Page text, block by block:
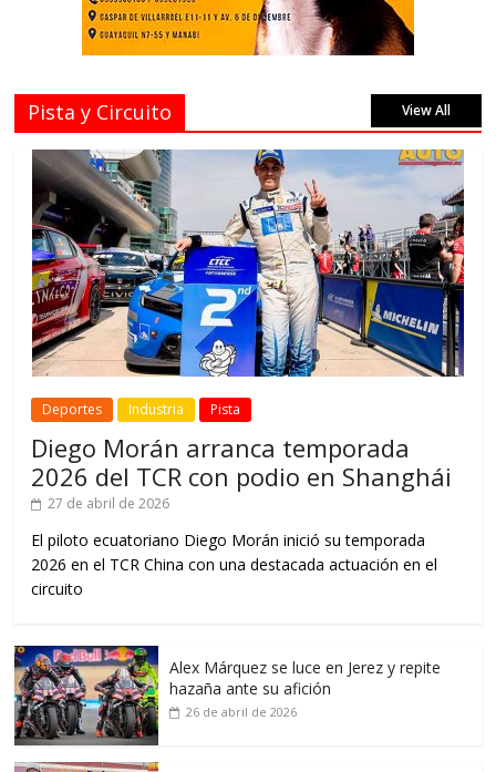
Pista y Circuito View All
Deportes Industria Pista
Diego Morán arranca temporada
2026 del TCR con podio en Shanghái
27 de abril de 2026
El piloto ecuatoriano Diego Morán inició su temporada
2026 en el TCR China con una destacada actuación en el
circuito
Alex Márquez se luce en Jerez y repite
hazaña ante su afición
26 de abril de 2026